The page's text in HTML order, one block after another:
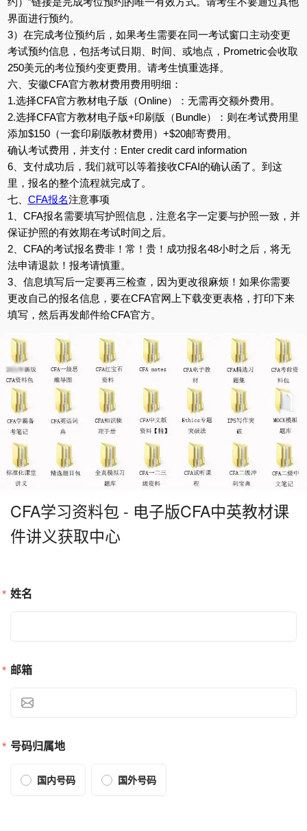
界面进行预约。
3）在完成考位预约后，如果考生需要在同一考试窗口主动变更
考试预约信息，包括考试日期、时间、或地点，Prometric会收取
250美元的考位预约变更费用。请考生慎重选择。
六、安徽CFA官方教材费用费用明细：
1.选择CFA官方教材电子版（Online）：无需再交额外费用。
2.选择CFA官方教材电子版+印刷版（Bundle）：则在考试费用里
添加$150（一套印刷版教材费用）+$20邮寄费用。
确认考试费用，并支付：Enter credit card information
6、支付成功后，我们就可以等着接收CFAI的确认函了。到这
里，报名的整个流程就完成了。
七、 CFA报名注意事项
1、CFA报名需要填写护照信息，注意名字一定要与护照一致，并
保证护照的有效期在考试时间之后。
2、CFA的考试报名费非！常！贵！成功报名48小时之后，将无
法申请退款！报考请慎重。
3、信息填写后一定要再三检查，因为更改很麻烦！如果你需要
更改自己的报名信息，要在CFA官网上下载变更表格，打印下来
填写，然后再发邮件给CFA官方。